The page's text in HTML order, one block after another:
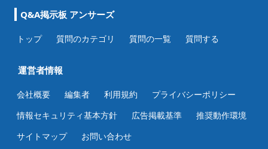
Q&A掲示板 アンサーズ
トップ 質問のカテゴリ 質問の一覧 質問する
運営者情報
会社概要 編集者 利用規約
プライバシーポリシー
情報セキュリティ基本方針
広告掲載基準
推奨動作環境
サイトマップ
お問い合わせ